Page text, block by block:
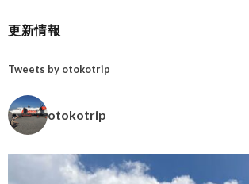
更新情報
Tweets by otokotrip
otokotrip